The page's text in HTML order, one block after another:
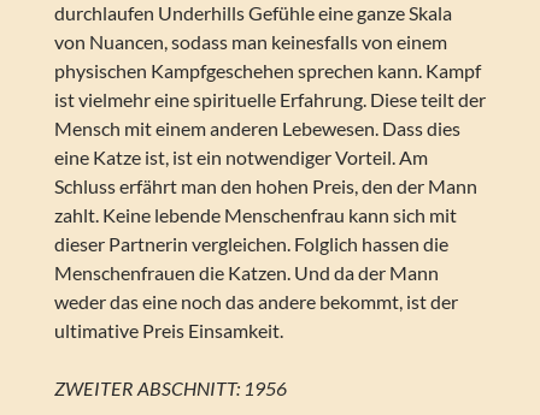
durchlaufen Underhills Gefühle eine ganze Skala
von Nuancen, sodass man keinesfalls von einem
physischen Kampfgeschehen sprechen kann. Kampf
ist vielmehr eine spirituelle Erfahrung. Diese teilt der
Mensch mit einem anderen Lebewesen. Dass dies
eine Katze ist, ist ein notwendiger Vorteil. Am
Schluss erfährt man den hohen Preis, den der Mann
zahlt. Keine lebende Menschenfrau kann sich mit
dieser Partnerin vergleichen. Folglich hassen die
Menschenfrauen die Katzen. Und da der Mann
weder das eine noch das andere bekommt, ist der
ultimative Preis Einsamkeit.
ZWEITER ABSCHNITT: 1956